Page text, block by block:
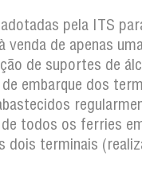
pela ITS
venda de apenas
de suportes de
embarque dos
de todos os ferries
dois terminais